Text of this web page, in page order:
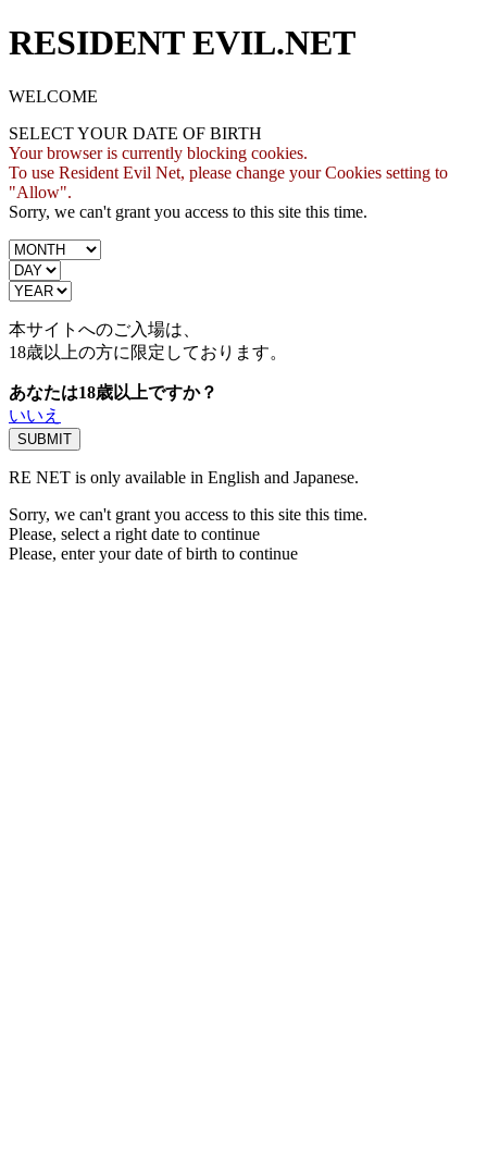
RESIDENT EVIL.NET
WELCOME
SELECT YOUR DATE OF BIRTH
Your browser is currently blocking cookies.
To use Resident Evil Net, please change your Cookies setting to
"Allow".
Sorry, we can't grant you access to this site this time.
本サイトへのご入場は、
18歳以上の方に限定しております。
あなたは18歳以上ですか？
いいえ
RE NET is only available in English and Japanese.
Sorry, we can't grant you access to this site this time.
Please, select a right date to continue
Please, enter your date of birth to continue